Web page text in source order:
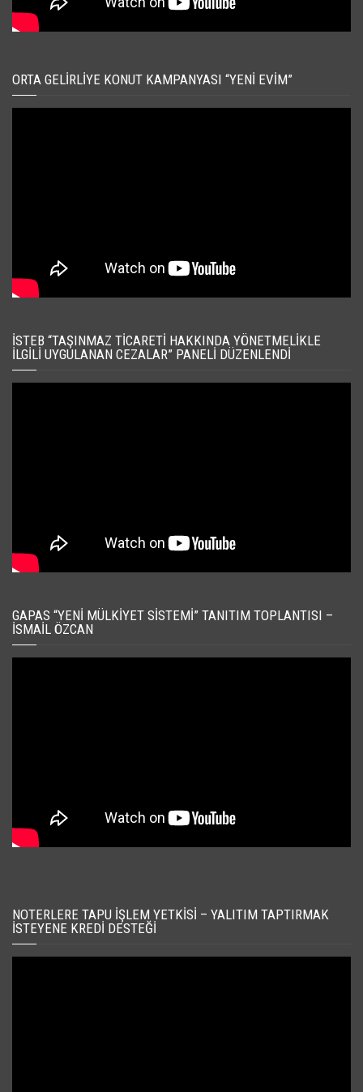
ORTA GELIRLIYE KONUT KAMPANYASI “YENI EVIM”
İSTEB “TAŞINMAZ TICARETI HAKKINDA YÖNETMELIKLE
İLGILI UYGULANAN CEZALAR” PANELI DÜZENLENDI
GAPAS “YENI MÜLKIYET SISTEMI” TANITIM TOPLANTISI –
İSMAIL ÖZCAN
NOTERLERE TAPU İŞLEM YETKISI – YALITIM TAPTIRMAK
İSTEYENE KREDI DESTEĞI